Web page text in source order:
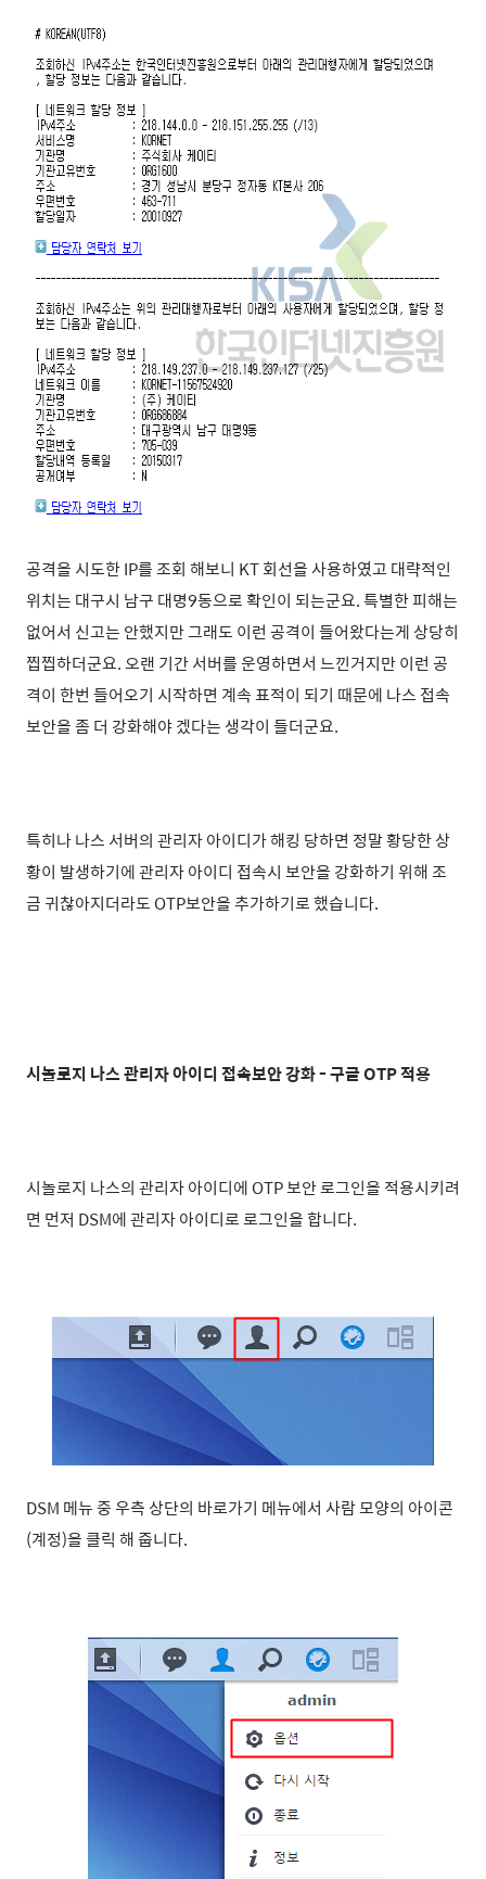
공격을 시도한 IP를 조회 해보니 KT 회선을 사용하였고 대략적인
위치는 대구시 남구 대명9동으로 확인이 되는군요. 특별한 피해는
없어서 신고는 안했지만 그래도 이런 공격이 들어왔다는게 상당히
찝찝하더군요. 오랜 기간 서버를 운영하면서 느낀거지만 이런 공
격이 한번 들어오기 시작하면 계속 표적이 되기 때문에 나스 접속
보안을 좀 더 강화해야 겠다는 생각이 들더군요.
특히나 나스 서버의 관리자 아이디가 해킹 당하면 정말 황당한 상
황이 발생하기에 관리자 아이디 접속시 보안을 강화하기 위해 조
금 귀찮아지더라도 OTP보안을 추가하기로 했습니다.
시놀로지 나스 관리자 아이디 접속보안 강화 - 구글 OTP 적용
시놀로지 나스의 관리자 아이디에 OTP 보안 로그인을 적용시키려
면 먼저 DSM에 관리자 아이디로 로그인을 합니다.
DSM 메뉴 중 우측 상단의 바로가기 메뉴에서 사람 모양의 아이콘
(계정)을 클릭 해 줍니다.